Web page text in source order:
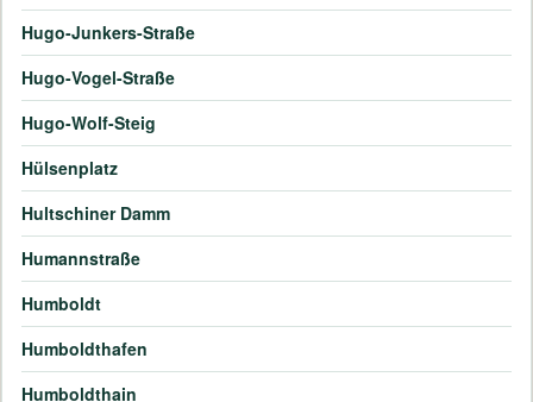
Hugo-Junkers-Straße
Hugo-Vogel-Straße
Hugo-Wolf-Steig
Hülsenplatz
Hultschiner Damm
Humannstraße
Humboldt
Humboldthafen
Humboldthain